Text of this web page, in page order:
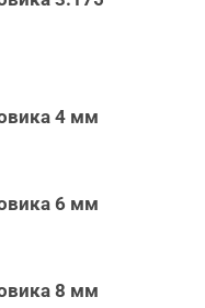
4 мм
6 мм
8 мм